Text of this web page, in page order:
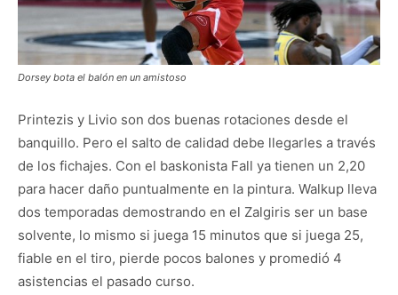
Dorsey bota el balón en un amistoso
Printezis y Livio son dos buenas rotaciones desde el
banquillo. Pero el salto de calidad debe llegarles a través
de los fichajes. Con el baskonista Fall ya tienen un 2,20
para hacer daño puntualmente en la pintura. Walkup lleva
dos temporadas demostrando en el Zalgiris ser un base
solvente, lo mismo si juega 15 minutos que si juega 25,
fiable en el tiro, pierde pocos balones y promedió 4
asistencias el pasado curso.